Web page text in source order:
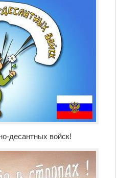
десантных войск!